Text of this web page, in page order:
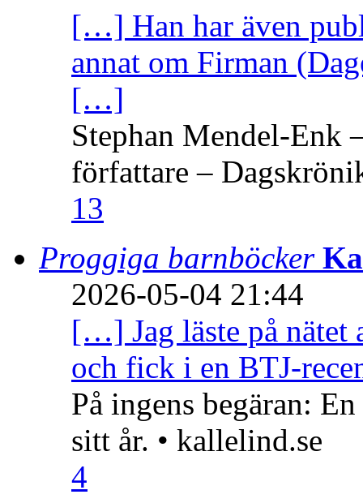
[…] Han har även
annat om Firman
[…]
Stephan Mendel-Enk
författare –
13
Proggiga barnböcker
2026-05-04 21:44
[…] Jag läste på nätet
och fick i en BTJ-
På ingens begäran:
sitt år. • kallelind.se
4